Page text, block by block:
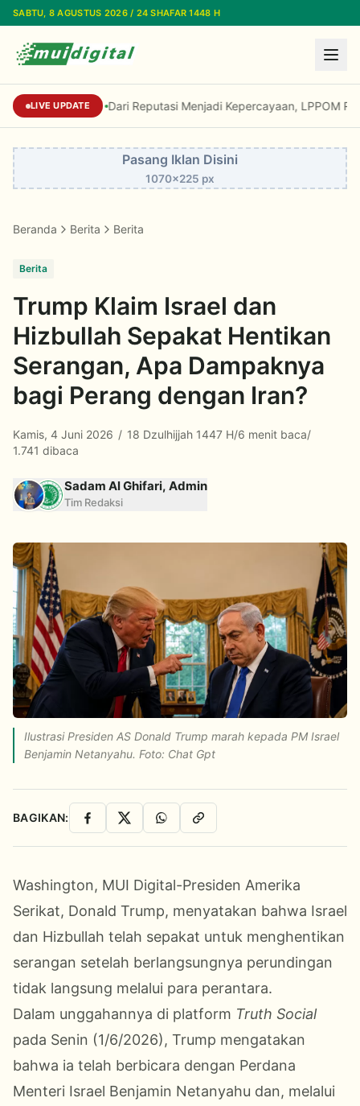
Lewati ke konten utama
SABTU, 8 AGUSTUS 2026 / 24 SHAFAR 1448 H
LIVE UPDATEDari Reputasi Menjadi Kepercayaan, LPPOM Raih
Pasang Iklan Disini
1070x225 px
Beranda Berita Berita
Berita
Trump Klaim Israel dan
Hizbullah Sepakat Hentikan
Serangan, Apa Dampaknya
bagi Perang dengan Iran?
Kamis, 4 Juni 2026 / 18 Dzulhijjah 1447 H/6 menit baca/
1.741 dibaca
Sadam Al Ghifari, Admin
Tim Redaksi
Ilustrasi Presiden AS Donald Trump marah kepada PM Israel
Benjamin Netanyahu. Foto: Chat Gpt
BAGIKAN: Facebook
X WhatsAppSalin Link
Washington, MUI Digital-Presiden Amerika
Serikat, Donald Trump, menyatakan bahwa Israel
dan Hizbullah telah sepakat untuk menghentikan
serangan setelah berlangsungnya perundingan
tidak langsung melalui para perantara.
Dalam unggahannya di platform Truth Social
pada Senin (1/6/2026), Trump mengatakan
bahwa ia telah berbicara dengan Perdana
Menteri Israel Benjamin Netanyahu dan, melalui